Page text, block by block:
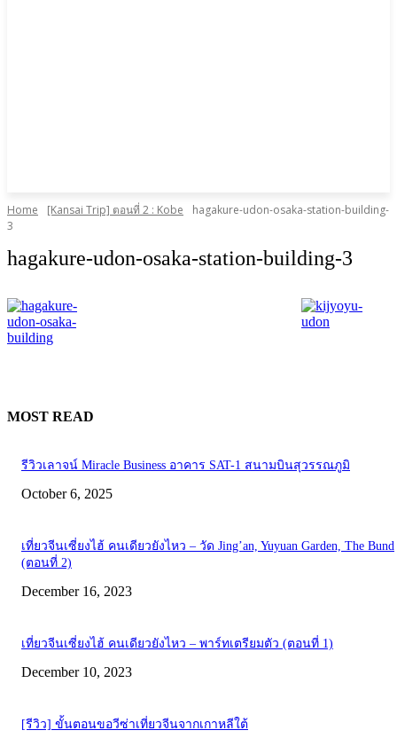
Home [Kansai Trip] ตอนที่ 2 : Kobe
hagakure-udon-osaka-station-building-
3
hagakure-udon-osaka-station-building-3
MOST READ
รีวิวเลาจน์ Miracle Business อาคาร SAT-1 สนามบินสุวรรณภูมิ
October 6, 2025
เที่ยวจีนเซี่ยงไฮ้ คนเดียวยังไหว – วัด Jing’an, Yuyuan Garden, The Bund
(ตอนที่ 2)
December 16, 2023
เที่ยวจีนเซี่ยงไฮ้ คนเดียวยังไหว – พาร์ทเตรียมตัว (ตอนที่ 1)
December 10, 2023
[รีวิว] ขั้นตอนขอวีซ่าเที่ยวจีนจากเกาหลีใต้